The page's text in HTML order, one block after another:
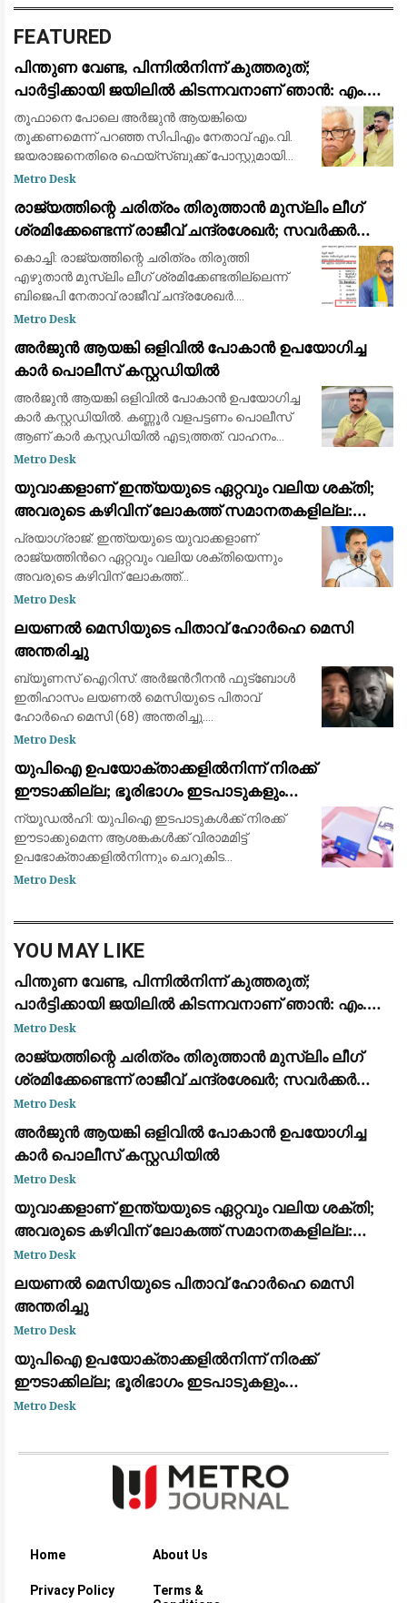
FEATURED
പിന്തുണ വേണ്ട, പിന്നിൽനിന്ന് കുത്തരുത്;
പാർട്ടിക്കായി ജയിലിൽ കിടന്നവനാണ് ഞാൻ: എം.വി.
ജയരാജന് മറുപടിയുമായി അർജുൻ ആയങ്കി
തൂഫാനെ പോലെ അര്‍ജുന്‍ ആയങ്കിയെ
തൂക്കണമെന്ന് പറഞ്ഞ സിപിഎം നേതാവ് എം.വി.
ജയരാജനെതിരെ ഫെയ്സ്ബുക്ക് പോസ്റ്റുമായി
അര്‍ജുന്‍ ആയങ്കി. തനിക്ക് അയിത്തം
താനീ പ്രസ്
Metro Desk
രാജ്യത്തിന്റെ ചരിത്രം തിരുത്താൻ മുസ്ലിം ലീഗ്
ശ്രമിക്കേണ്ടെന്ന് രാജീവ് ചന്ദ്രശേഖർ; സവർക്കർ
ചോദ്യ വിവാദത്തിൽ ശക്തമായ പ്രതികരണം
കൊച്ചി: രാജ്യത്തിന്റെ ചരിത്രം തിരുത്തി
എഴുതാൻ മുസ്ലിം ലീഗ് ശ്രമിക്കേണ്ടതില്ലെന്ന്
ബിജെപി നേതാവ് രാജീവ് ചന്ദ്രശേഖർ.
സ്വാതന്ത്ര്യസമര ക്വിസ് മത്സരത്തിൽ വി.ഡി.
Metro Desk
അർജുൻ ആയങ്കി ഒളിവിൽ പോകാൻ ഉപയോഗിച്ച
കാർ പൊലീസ് കസ്റ്റഡിയിൽ
അർജുൻ ആയങ്കി ഒളിവിൽ പോകാൻ ഉപയോഗിച്ച
കാർ കസ്റ്റഡിയിൽ. കണ്ണൂർ വളപട്ടണം പൊലീസ്
ആണ് കാർ കസ്റ്റഡിയിൽ എടുത്തത്. വാഹനം
കണ്ണൂർ പനങ്കാവിൽ ഉപേക്ഷിച്ച നിലയിലായിരുന്നു
0
Metro Desk
യുവാക്കളാണ് ഇന്ത്യയുടെ ഏറ്റവും വലിയ ശക്തി;
അവരുടെ കഴിവിന് ലോകത്ത് സമാനതകളില്ല:
രാഹുൽ ഗാന്ധി
പ്രയാഗ്‌രാജ്: ഇന്ത്യയുടെ യുവാക്കളാണ്
രാജ്യത്തിന്‍റെ ഏറ്റവും വലിയ ശക്തിയെന്നും
അവരുടെ കഴിവിന് ലോകത്ത്
സമാനതകളില്ലെന്നും കോൺഗ്രസ് നേതാവ്
പ്രയാഗ്‌രാജിലെ കെ.പി. ഗ്രൗണ്ടിൽ ശനി
Metro Desk
ലയണൽ മെസിയുടെ പിതാവ് ഹോർഹെ മെസി
അന്തരിച്ചു
ബ്യൂണസ് ഐറിസ്: അർജന്‍റീനൻ ഫുട്ബോൾ
ഇതിഹാസം ലയണൽ മെസിയുടെ പിതാവ്
ഹോർഹെ മെസി (68) അന്തരിച്ചു.
അർജന്‍റീനയിലെ റെസാരിയോയിലെ
വെള്ളിയാഴ്ച രാത്രി പത്തിനായിരുന്നു അന്ത്യം.
ഏറെക്കാ
Metro Desk
യുപിഐ ഉപയോക്താക്കളിൽനിന്ന് നിരക്ക്
ഈടാക്കില്ല; ഭൂരിഭാഗം ഇടപാടുകളും
വ്യാപാരികൾക്കും സൗജന്യമായി തുടരുമെന്ന്
കേന്ദ്ര സർക്കാർ
ന്യൂഡൽഹി: യുപിഐ ഇടപാടുകൾക്ക് നിരക്ക്
ഈടാക്കുമെന്ന ആശങ്കകൾക്ക് വിരാമമിട്ട്
ഉപഭോക്താക്കളിൽനിന്നും ചെറുകിട
വ്യാപാരികളിൽനിന്നും ഇത്തരം സേവനങ്ങൾക്ക്
Metro Desk
YOU MAY LIKE
പിന്തുണ വേണ്ട, പിന്നിൽനിന്ന് കുത്തരുത്;
പാർട്ടിക്കായി ജയിലിൽ കിടന്നവനാണ് ഞാൻ: എം.വി.
ജയരാജന് മറുപടിയുമായി അർജുൻ ആയങ്കി
Metro Desk
രാജ്യത്തിന്റെ ചരിത്രം തിരുത്താൻ മുസ്ലിം ലീഗ്
ശ്രമിക്കേണ്ടെന്ന് രാജീവ് ചന്ദ്രശേഖർ; സവർക്കർ
ചോദ്യ വിവാദത്തിൽ ശക്തമായ പ്രതികരണം
Metro Desk
അർജുൻ ആയങ്കി ഒളിവിൽ പോകാൻ ഉപയോഗിച്ച
കാർ പൊലീസ് കസ്റ്റഡിയിൽ
Metro Desk
യുവാക്കളാണ് ഇന്ത്യയുടെ ഏറ്റവും വലിയ ശക്തി;
അവരുടെ കഴിവിന് ലോകത്ത് സമാനതകളില്ല:
രാഹുൽ ഗാന്ധി
Metro Desk
ലയണൽ മെസിയുടെ പിതാവ് ഹോർഹെ മെസി
അന്തരിച്ചു
Metro Desk
യുപിഐ ഉപയോക്താക്കളിൽനിന്ന് നിരക്ക്
ഈടാക്കില്ല; ഭൂരിഭാഗം ഇടപാടുകളും
വ്യാപാരികൾക്കും സൗജന്യമായി തുടരുമെന്ന്
Metro Desk
Home About Us
Privacy Policy
Terms &